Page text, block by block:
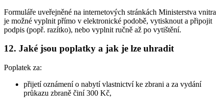
Formuláře uveřejněné na internetových stránkách Ministerstva vnitra
je možné vyplnit přímo v elektronické podobě, vytisknout a připojit
podpis (popř. razítko), nebo vyplnit ručně až po vytištění.
12. Jaké jsou poplatky a jak je lze uhradit
Poplatek za:
přijetí oznámení o nabytí vlastnictví ke zbrani a za vydání
průkazu zbraně činí 300 Kč,